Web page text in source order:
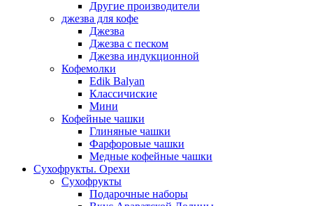
Другие производители
джезва для кофе
Джезва
Джезва с песком
Джезва индукционной
Кофемолки
Edik Balyan
Классичиские
Мини
Кофейные чашки
Глиняные чашки
Фарфоровые чашки
Медные кофейные чашки
Сухофрукты. Орехи
Сухофрукты
Подарочные наборы